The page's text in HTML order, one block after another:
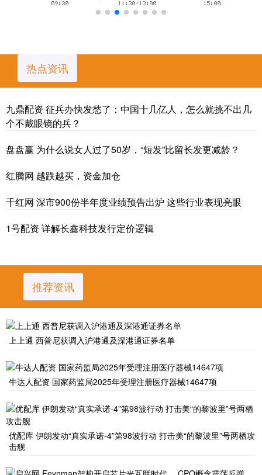
热点资讯
九鼎配资 征兵办快发愁了：中国十几亿人，怎么就挑不出几
个不戴眼镜的兵？
盘盘赢 为什么说女人过了50岁，“短发”比留长发更减龄？
红腾网 越跌越买，资金加仓
千红网 深市900份半年度业绩预告出炉 这些行业表现亮眼
1号配资 详解长鑫科技发行定价逻辑
推荐资讯
上上通 西普尼获调入沪港通及深港通证券名单
牛达人配资 国家药监局2025年受理注册医疗器械14647项
优配库 伊朗发动“真实承诺-4”第98波行动 打击美“的黎波里”号两栖攻
击舰